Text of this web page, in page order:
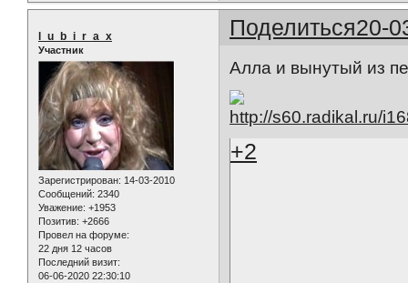
Поделиться20-
l_u_b_i_r_a_x
Участник
Зарегистрирован: 14-03-2010
Сообщений: 2340
Уважение: +1953
Позитив: +2666
Провел на форуме:
22 дня 12 часов
Последний визит:
06-06-2020 22:30:10
Алла и вынутый из
+2